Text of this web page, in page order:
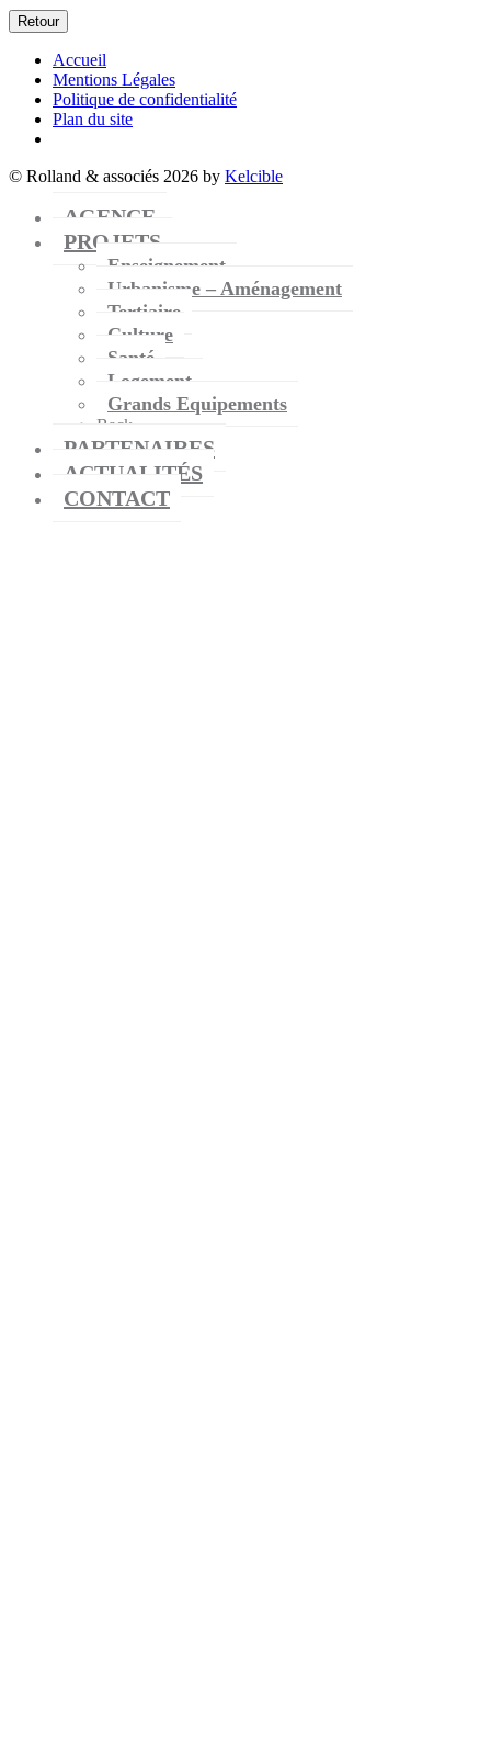
Retour
Accueil
Mentions Légales
Politique de confidentialité
Plan du site
© Rolland & associés 2026 by Kelcible
AGENCE
PROJETS
Enseignement
Urbanisme – Aménagement
Tertiaire
Culture
Santé
Logement
Grands Equipements
Back
PARTENAIRES
ACTUALITÉS
CONTACT